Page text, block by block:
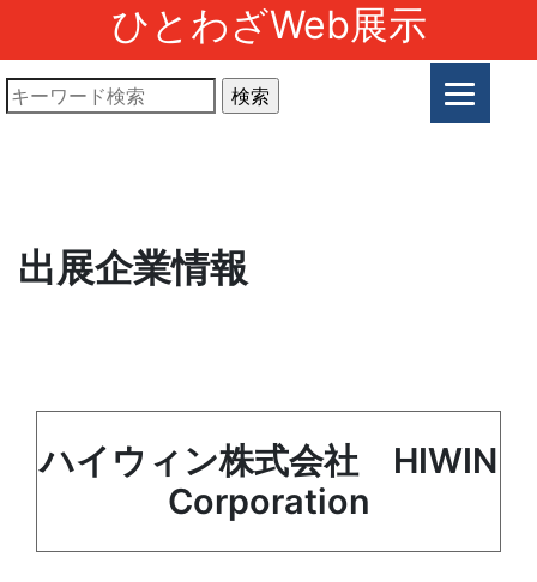
ひとわざWeb展示
出展企業情報
ハイウィン株式会社 HIWIN
Corporation